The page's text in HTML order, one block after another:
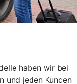
haben wir bei
und jeden Kunden